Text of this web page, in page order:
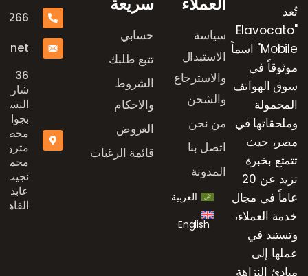
تُعد
"Elavocato
Mobile" اسماً
موثوقاً في
سوق الهواتف
المحمولة
وملحقاتها في
مصر، حيث
تتمتع بخبرة
تزيد عن 20
عاماً في مجال
خدمة العملاء،
وتستند في
عملها إلى
مبادئ النزاهة
سياسة
الاستبدال
والاسترجاع
والشحن
من نحن
اتصل بنا
المدونة
العربية
English
حسابي
تتبع طلبك
الشروط
والاحكام
العروض
قائمة الرغبات
36
شارع
بجوار
محطة
مترو
محمد
نجيب،